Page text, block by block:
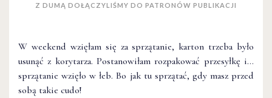
Z DUMĄ DOŁĄCZYLIŚMY DO PATRONÓW PUBLIKACJI
W weekend wzięłam się za sprzątanie, karton trzeba było
usunąć z korytarza. Postanowiłam rozpakować przesyłkę i…
sprzątanie wzięło w łeb. Bo jak tu sprzątać, gdy masz przed
sobą takie cudo!